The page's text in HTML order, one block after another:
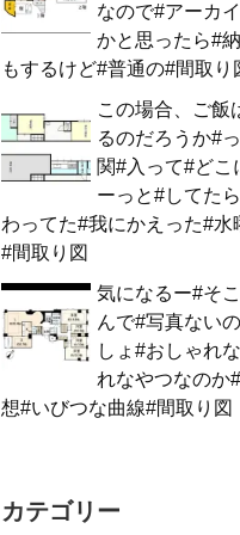
なので#アーカ
かと思ったら#
もするけど#普通の#間取り
この場合、ご飯
るのだろうか#
関#入って#どこ
ーっと#してた
わってた#我にかえった#水
#間取り図
気になるー#そ
んで#写真ない
しょ#おしゃれ
れなやつなのか
想#いびつな曲線#間取り図
カテゴリー